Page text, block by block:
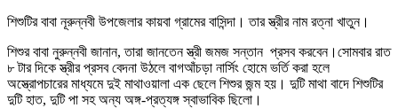
শিশুটির বাবা নূরুন্নবী উপজেলার কায়বা গ্রামের বাসিন্দা। তার স্ত্রীর নাম রত্না খাতুন।
শিশুর বাবা নুরুন্নবী জানান, তারা জানতেন স্ত্রী জমজ সন্তান প্রসব করবেন।সোমবার রাত
৮ টার দিকে স্ত্রীর প্রসব বেদনা উঠলে বাগআঁচড়া নার্সিং হোমে ভর্তি করা হলে
অস্ত্রোপচারের মাধ্যমে দুই মাথাওয়ালা এক ছেলে শিশুর জন্ম হয়। দুটি মাথা বাদে শিশুটির
দুটি হাত, দুটি পা সহ অন্য অঙ্গ-প্রত্যঙ্গ স্বাভাবিক ছিলো।